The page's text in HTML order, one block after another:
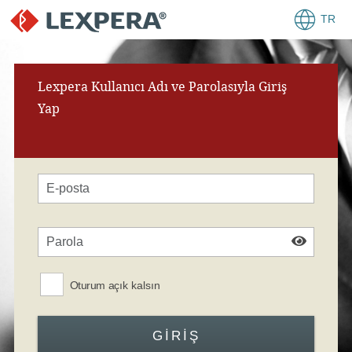
TR
Lexpera Kullanıcı Adı ve Parolasıyla Giriş
Yap
Oturum açık kalsın
GIRIŞ